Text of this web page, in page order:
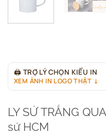
🖨 TRỢ LÝ CHỌN KIỂU IN
XEM ẢNH IN LOGO THẬT ↓
LY SỨ TRẮNG
sứ HCM